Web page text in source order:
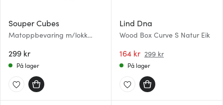
Souper Cubes
Matoppbevaring m/lokk
cranberry
299 kr
På lager
Lind Dna
Wood Box Curve S Natur Eik
164 kr 299 kr
På lager